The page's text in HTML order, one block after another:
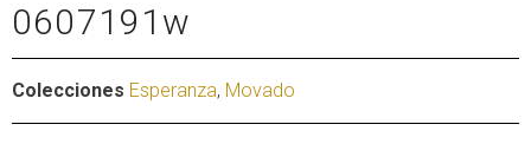
0607191w
Colecciones Esperanza, Movado